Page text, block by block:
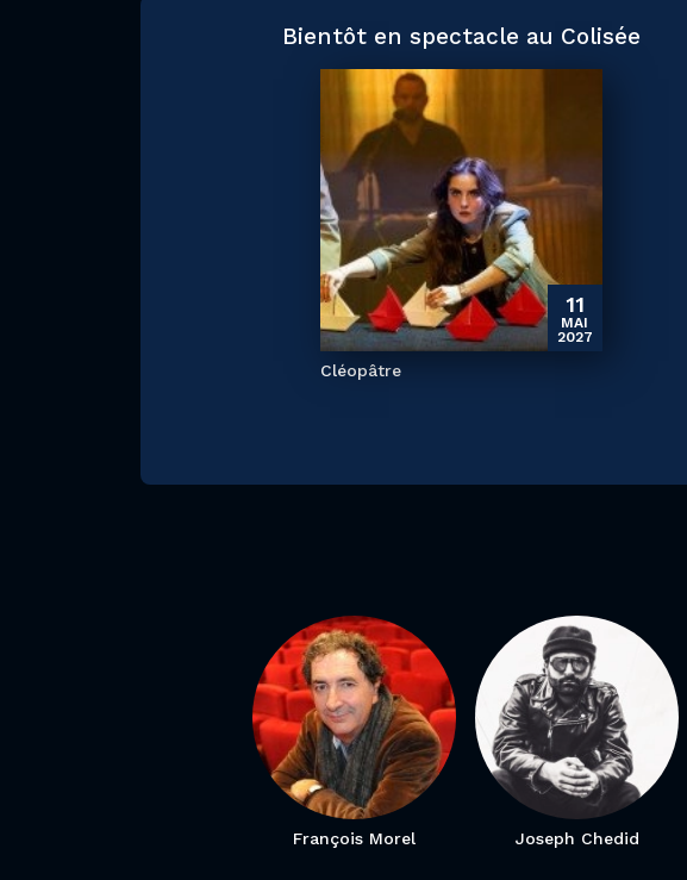
Bientôt en spectacle au Colisée
11
MAI
2027
Cléopâtre
François Morel Joseph Chedid